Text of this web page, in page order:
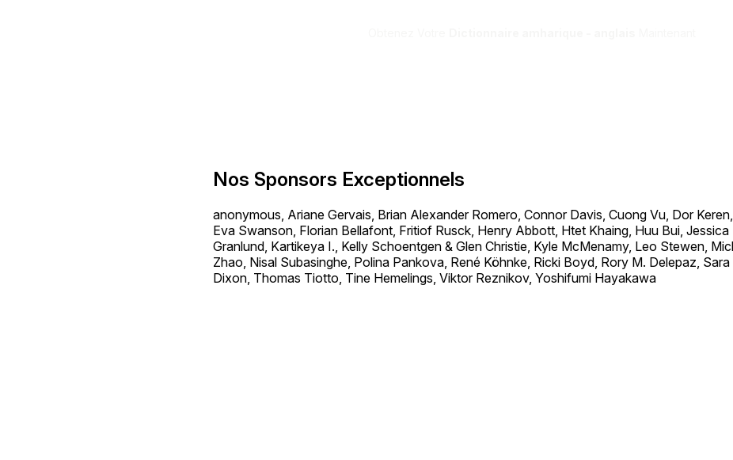
Nos Sponsors Exceptionnels
anonymous, Ariane Gervais, Brian Alexander Romero, Connor Davis, Cuong Vu, Dor
Eva Swanson, Florian Bellafont, Fritiof Rusck, Henry Abbott, Htet Khaing, Huu Bui,
Granlund, Kartikeya I., Kelly Schoentgen & Glen Christie, Kyle McMenamy, Leo Stewen,
Zhao, Nisal Subasinghe, Polina Pankova, René Köhnke, Ricki Boyd, Rory M. Delepaz,
Dixon, Thomas Tiotto, Tine Hemelings, Viktor Reznikov, Yoshifumi Hayakawa